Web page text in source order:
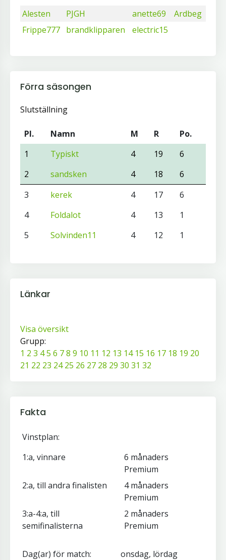
Alesten
PJGH anette69
Ardbeg
Frippe777 brandklipparen electric15
Förra säsongen
Slutställning
Pl. Namn M R
Po.
1
Typiskt 4 19
6
2
sandsken 4 18
6
3
kerek 4 17
6
4
Foldalot 4 13
1
5
Solvinden11 4 12 1
Länkar
Visa översikt
Grupp:
1 2 3 45 6 78 9 10 11 12 13 14 15 16 17 18 19 20
21 22 23 24 25 26 27 28 29 30 31 32
Fakta
Vinstplan:
1:a, vinnare
6 månaders
Premium
2:a, till andra finalisten
4 månaders
Premium
3:a-4:a, till
semifinalisterna
2 månaders
Premium
Dag(ar) för match:
onsdag, lördag